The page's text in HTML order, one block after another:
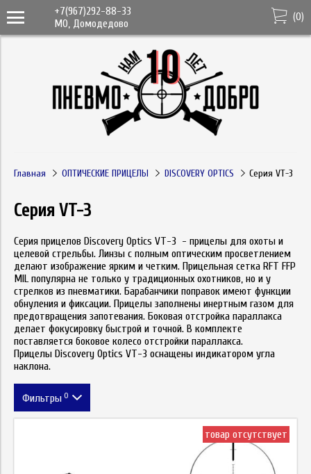
+7(967)292-88-33
МО, Домодедово
(0)
Главная ОПТИЧЕСКИЕ ПРИЦЕЛЫ DISCOVERY OPTICS Серия VT-3
Серия VT-3
Серия прицелов Discovery Optics VT-3 - прицелы для охоты и
целевой стрельбы. Линзы с полным оптическим просветлением
делают изображение ярким и четким. Прицельная сетка RFT FFP
MIL популярна не только у традиционных охотников, но и у
стрелков из пневматики. Барабанчики поправок имеют функции
обнуления и фиксации. Прицелы заполнены инертным газом для
предотвращения запотевания. Боковая отстройка параллакса
делает фокусировку быстрой и точной. В комплекте
поставляется боковое колесо отстройки параллакса.
Прицелы Discovery Optics VT-3 оснащены индикатором угла
наклона.
Фильтры 0
товар отсутствует